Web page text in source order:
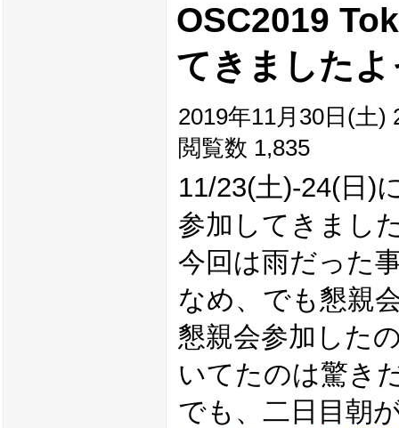
OSC2019
てきましたよ
2019年11月30日(土)
閲覧数 1,835
11/23(土)-24(日)
参加してきまし
今回は雨だった
なめ、でも懇親
懇親会参加した
いてたのは驚き
でも、二日目朝